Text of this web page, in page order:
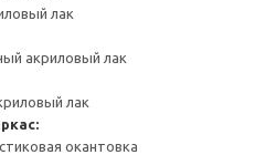
лак
акриловый лак
лак
окантовка